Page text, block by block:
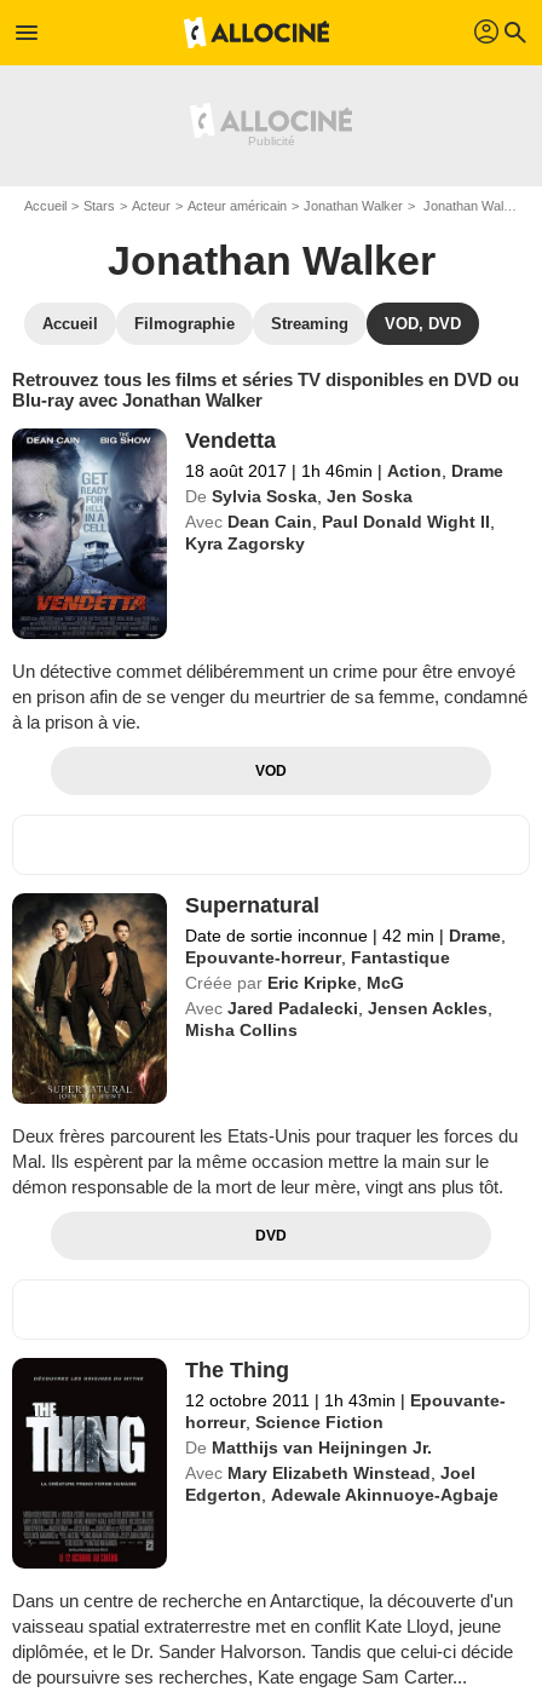
menu profil search
Accueil Stars Acteur Acteur américain Jonathan Walker Jonathan Walker : ses Blu-Ray, DVD, VOD, SVOD
Jonathan Walker
Accueil Filmographie Streaming VOD, DVD
Retrouvez tous les films et séries TV disponibles en DVD ou
Blu-ray avec Jonathan Walker
Vendetta
18 août 2017 | 1h 46min | Action
Drame
De Sylvia Soska ,Jen Soska
Avec Dean Cain Paul Donald Wight II
Kyra Zagorsky
Un détective commet délibéremment un crime pour être envoyé
en prison afin de se venger du meurtrier de sa femme, condamné
à la prison à vie.
VOD
Supernatural
Date de sortie inconnue | 42 min | Drame
Epouvante-horreur, Fantastique
Créée par Eric Kripke McG
Avec Jared Padalecki ,Jensen Ackles
Misha Collins
Deux frères parcourent les Etats-Unis pour traquer les forces du
Mal. Ils espèrent par la même occasion mettre la main sur le
démon responsable de la mort de leur mère, vingt ans plus tôt.
DVD
The Thing
12 octobre 2011 | 1h 43min | Epouvante-
horreur,Science Fiction
De Matthijs van Heijningen Jr.
Avec Mary Elizabeth Winstead ,Joel
Edgerton ,Adewale Akinnuoye-Agbaje
Dans un centre de recherche en Antarctique, la découverte d'un
vaisseau spatial extraterrestre met en conflit Kate Lloyd, jeune
diplômée, et le Dr. Sander Halvorson. Tandis que celui-ci décide
de poursuivre ses recherches, Kate engage Sam Carter...